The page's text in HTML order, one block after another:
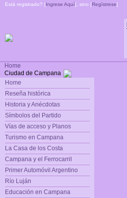
Está registrado? [Ingrese Aquí], sino [Regístrese]
Home
Ciudad de Campana
Home
Reseña histórica
Historia y Anécdotas
Símbolos del Partido
Vías de acceso y Planos
Turismo en Campana
La Casa de los Costa
Campana y el Ferrocarril
Primer Automóvil Argentino
Río Luján
Educación en Campana